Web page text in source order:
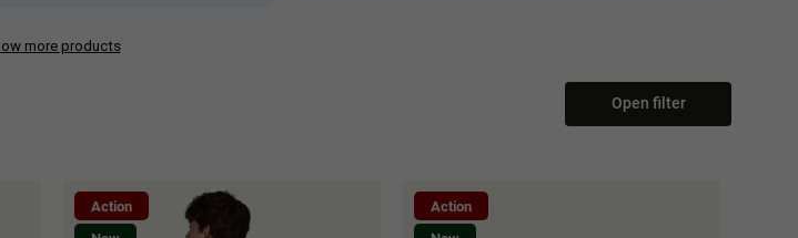
more products
Open filter
Action
Action